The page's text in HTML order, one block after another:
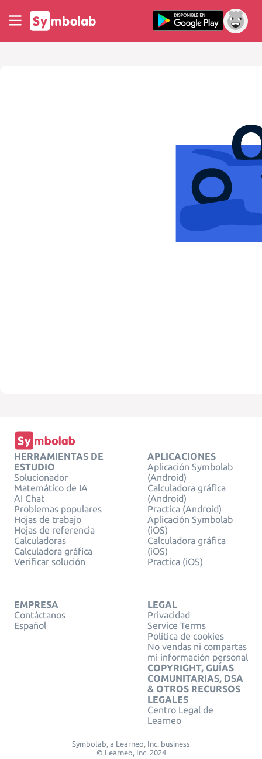
HERRAMIENTAS DE
ESTUDIO
Solucionador
Matemático de IA
AI Chat
Problemas populares
Hojas de trabajo
Hojas de referencia
Calculadoras
Calculadora gráfica
Verificar solución
APLICACIONES
Aplicación Symbolab
(Android)
Calculadora gráfica
(Android)
Practica (Android)
Aplicación Symbolab
(iOS)
Calculadora gráfica
(iOS)
Practica (iOS)
EMPRESA
Contáctanos
Español
LEGAL
Privacidad
Service Terms
Política de cookies
No vendas ni compartas
mi información personal
COPYRIGHT, GUÍAS
COMUNITARIAS, DSA
& OTROS RECURSOS
LEGALES
Centro Legal de
Learneo
Symbolab, a Learneo, Inc. business
© Learneo, Inc. 2024